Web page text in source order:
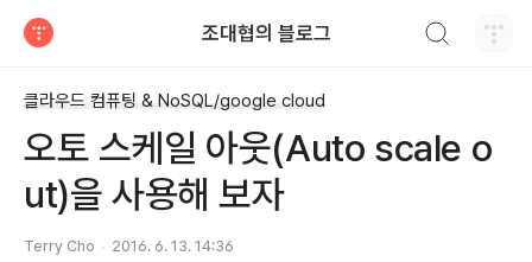
조대협의 블로그
클라우드 컴퓨팅 & NoSQL/google cloud
오토 스케일 아웃(Auto scale o
ut)을 사용해 보자
Terry Cho 2016. 6. 13. 14:36